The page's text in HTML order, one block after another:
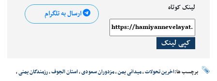
لینک کوتاه
کپی لینک
ارسال به تلگرام
برچسب ها:اخرین تحولات،میدانی یمن،مزدوران سعودی،استان الجوف،رزمندگان یمنی،